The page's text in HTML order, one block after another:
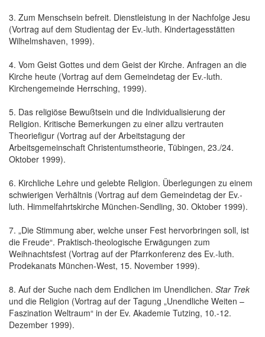
3. Zum Menschsein befreit. Dienstleistung in der Nachfolge Jesu
(Vortrag auf dem Studientag der Ev.-luth. Kindertagesstätten
Wilhelmshaven, 1999).
4. Vom Geist Gottes und dem Geist der Kirche. Anfragen an die
Kirche heute (Vortrag auf dem Gemeindetag der Ev.-luth.
Kirchengemeinde Herrsching, 1999).
5. Das religiöse Bewußtsein und die Individualisierung der
Religion. Kritische Bemerkungen zu einer allzu vertrauten
Theoriefigur (Vortrag auf der Arbeitstagung der
Arbeitsgemeinschaft Christentumstheorie, Tübingen, 23./24.
Oktober 1999).
6. Kirchliche Lehre und gelebte Religion. Überlegungen zu einem
schwierigen Verhältnis (Vortrag auf dem Gemeindetag der Ev.-
luth. Himmelfahrtskirche München-Sendling, 30. Oktober 1999).
7. „Die Stimmung aber, welche unser Fest hervorbringen soll, ist
die Freude“. Praktisch-theologische Erwägungen zum
Weihnachtsfest (Vortrag auf der Pfarrkonferenz des Ev.-luth.
Prodekanats München-West, 15. November 1999).
8. Auf der Suche nach dem Endlichen im Unendlichen. Star Trek
und die Religion (Vortrag auf der Tagung „Unendliche Weiten –
Faszination Weltraum“ in der Ev. Akademie Tutzing, 10.-12.
Dezember 1999).